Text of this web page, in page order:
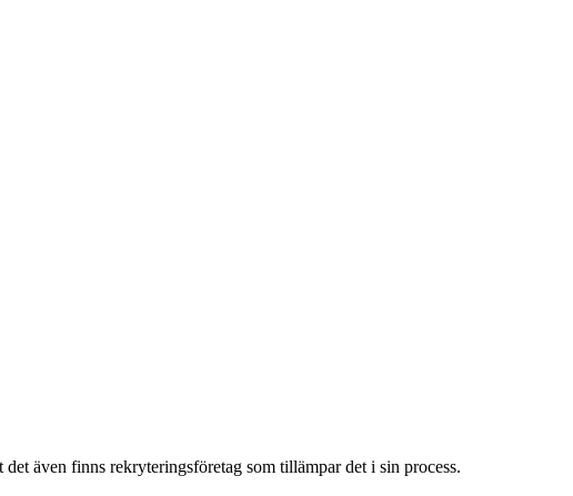
även finns rekryteringsföretag som tillämpar det i sin process.